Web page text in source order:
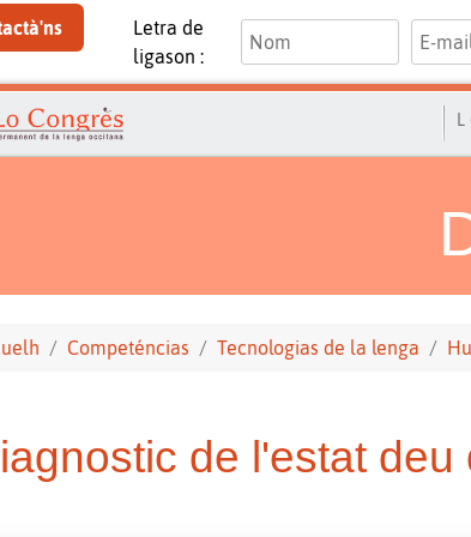
Letra de
ligason :
Competéncias Tecnologias de la lenga
de l'estat